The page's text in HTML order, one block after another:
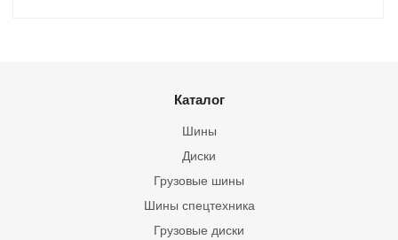
Каталог
Шины
Грузовые шины
Шины спецтехника
Диски
Грузовые диски